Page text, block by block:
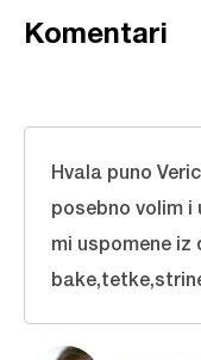
Komentari
Hvala puno
posebno volim i
mi uspomene